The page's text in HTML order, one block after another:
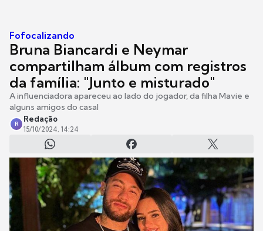
Fofocalizando
Bruna Biancardi e Neymar
compartilham álbum com registros
da família: "Junto e misturado"
A influenciadora apareceu ao lado do jogador, da filha Mavie e
alguns amigos do casal
R
Redação
15/10/2024, 14:24